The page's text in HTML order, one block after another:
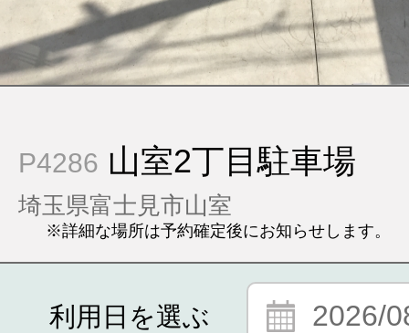
P4286 山室2丁目駐車場
埼玉県富士見市山室
※詳細な場所は予約確定後にお知らせします。
利用日を選ぶ 2026/